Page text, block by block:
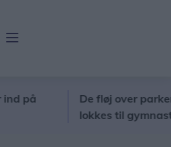
De fløj over
lokkes til gymnastikken